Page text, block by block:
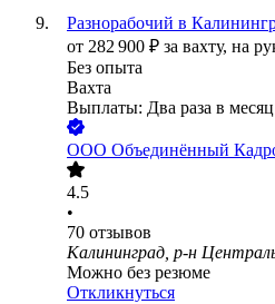
Разнорабочий в
от 282 900 ₽ за вахту, на
Без опыта
Вахта
Выплаты: Два раза в месяц
ООО Объединённый
4.5
•
70 отзывов
Калининград, р-н
Можно без резюме
Откликнуться